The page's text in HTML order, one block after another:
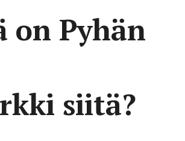
on Pyhän
siitä?